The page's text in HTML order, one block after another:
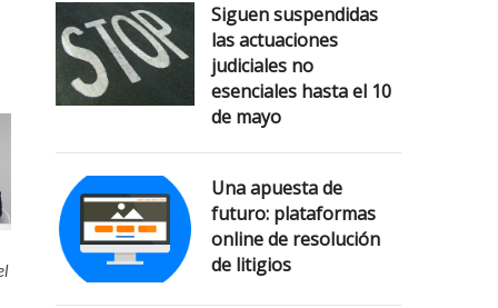
Siguen suspendidas
las actuaciones
judiciales no
esenciales hasta el 10
de mayo
Una apuesta de
futuro: plataformas
online de resolución
de litigios